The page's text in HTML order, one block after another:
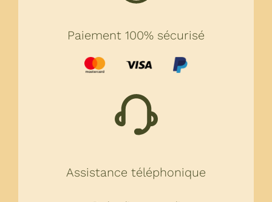
Paiement 100% sécurisé
Assistance téléphonique